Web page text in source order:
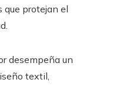
que protejan el
desempeña un
textil,